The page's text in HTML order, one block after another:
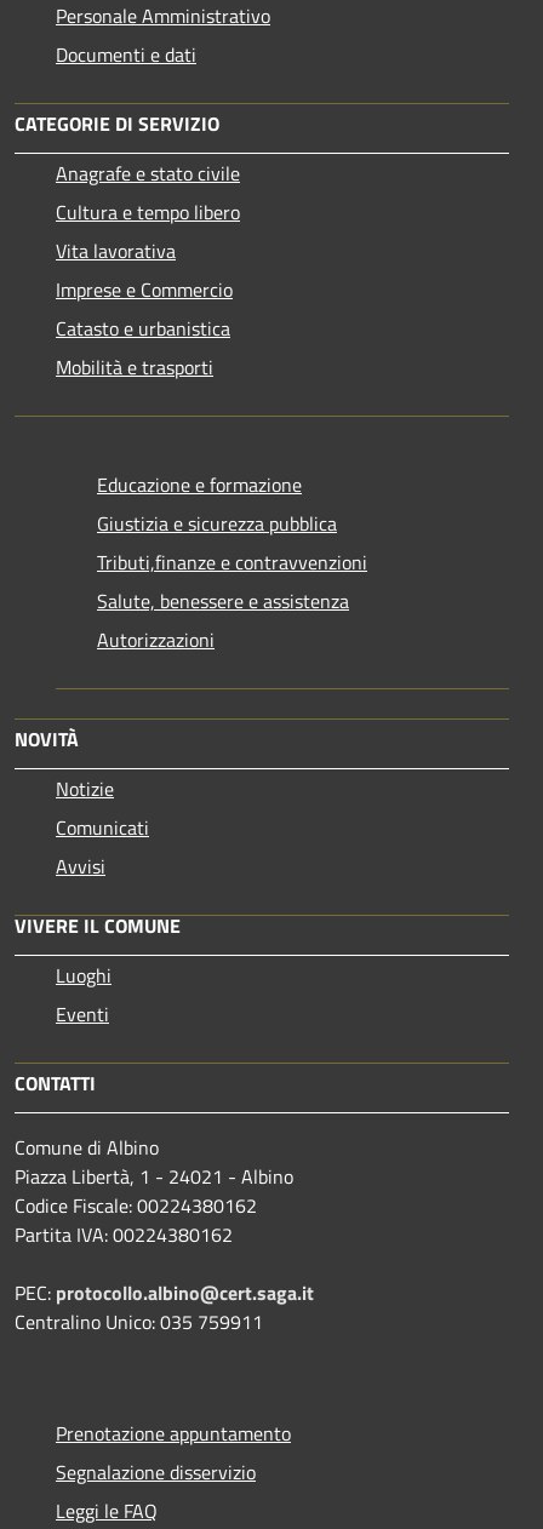
Personale Amministrativo
Documenti e dati
CATEGORIE DI SERVIZIO
Anagrafe e stato civile
Cultura e tempo libero
Vita lavorativa
Imprese e Commercio
Catasto e urbanistica
Mobilità e trasporti
Educazione e formazione
Giustizia e sicurezza pubblica
Tributi,finanze e contravvenzioni
Salute, benessere e assistenza
Autorizzazioni
NOVITÀ
Notizie
Comunicati
Avvisi
VIVERE IL COMUNE
Luoghi
Eventi
CONTATTI
Comune di Albino
Piazza Libertà, 1 - 24021 - Albino
Codice Fiscale: 00224380162
Partita IVA: 00224380162
PEC: protocollo.albino@cert.saga.it
Centralino Unico: 035 759911
Prenotazione appuntamento
Segnalazione disservizio
Leggi le FAQ